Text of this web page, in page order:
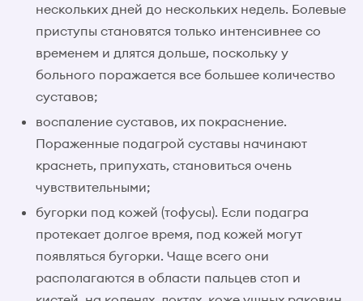
нескольких дней до нескольких недель. Болевые
приступы становятся только интенсивнее со
временем и длятся дольше, поскольку у
больного поражается все большее количество
суставов;
воспаление суставов, их покраснение.
Пораженные подагрой суставы начинают
краснеть, припухать, становиться очень
чувствительными;
бугорки под кожей (тофусы). Если подагра
протекает долгое время, под кожей могут
появляться бугорки. Чаще всего они
располагаются в области пальцев стоп и